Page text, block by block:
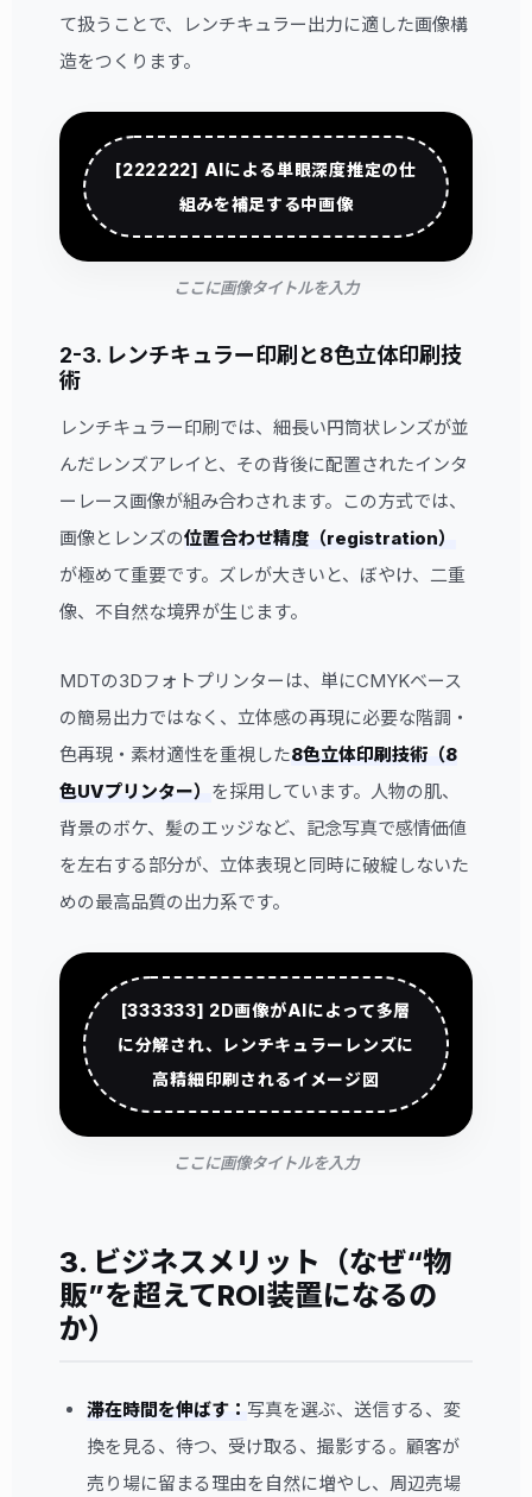
て扱うことで、レンチキュラー出力に適した画像構
造をつくります。
[222222] AIによる単眼深度推定の仕
組みを補足する中画像
ここに画像タイトルを入力
2-3. レンチキュラー印刷と8色立体印刷技
術
レンチキュラー印刷では、細長い円筒状レンズが並
んだレンズアレイと、その背後に配置されたインタ
ーレース画像が組み合わされます。この方式では、
画像とレンズの位置合わせ精度（registration）
が極めて重要です。ズレが大きいと、ぼやけ、二重
像、不自然な境界が生じます。
MDTの3Dフォトプリンターは、単にCMYKベース
の簡易出力ではなく、立体感の再現に必要な階調・
色再現・素材適性を重視した8色立体印刷技術（8
色UVプリンター） を採用しています。人物の肌、
背景のボケ、髪のエッジなど、記念写真で感情価値
を左右する部分が、立体表現と同時に破綻しないた
めの最高品質の出力系です。
[333333] 2D画像がAIによって多層
に分解され、レンチキュラーレンズに
高精細印刷されるイメージ図
ここに画像タイトルを入力
3. ビジネスメリット（なぜ“物
販”を超えてROI装置になるの
か）
滞在時間を伸ばす： 写真を選ぶ、送信する、変
換を見る、待つ、受け取る、撮影する。顧客が
売り場に留まる理由を自然に増やし、周辺売場